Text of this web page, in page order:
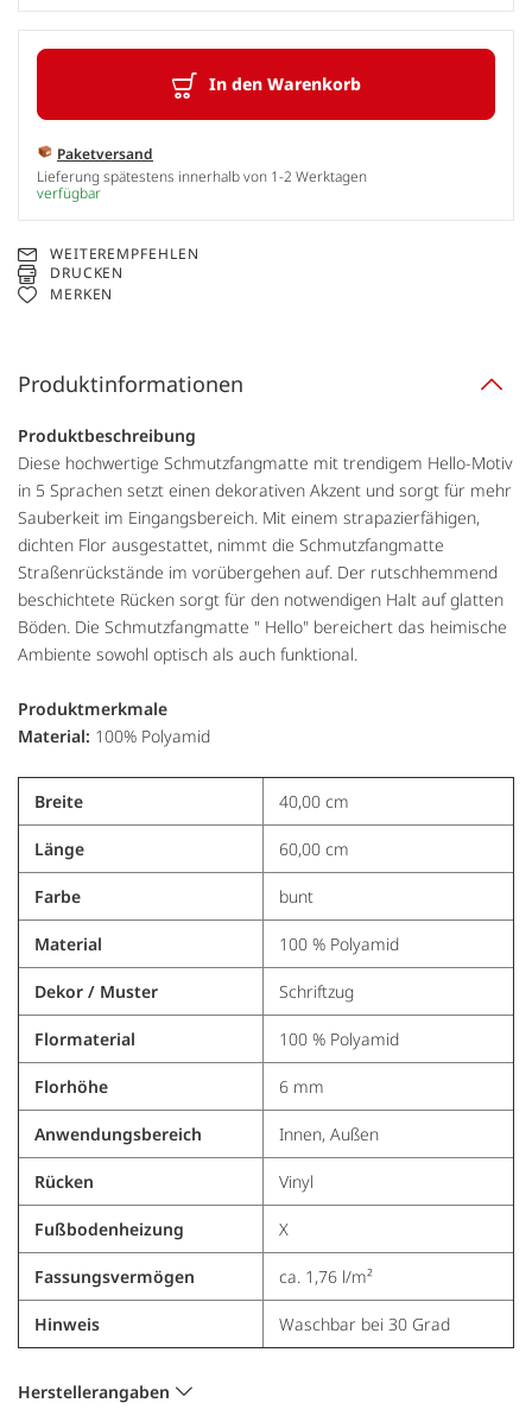
In den Warenkorb
Paketversand
Lieferung spätestens innerhalb von 1-2 Werktagen
verfügbar
WEITEREMPFEHLEN
DRUCKEN
MERKEN
Produktinformationen
Produktbeschreibung
Diese hochwertige Schmutzfangmatte mit trendigem Hello-Motiv
in 5 Sprachen setzt einen dekorativen Akzent und sorgt für mehr
Sauberkeit im Eingangsbereich. Mit einem strapazierfähigen,
dichten Flor ausgestattet, nimmt die Schmutzfangmatte
Straßenrückstände im vorübergehen auf. Der rutschhemmend
beschichtete Rücken sorgt für den notwendigen Halt auf glatten
Böden. Die Schmutzfangmatte " Hello" bereichert das heimische
Ambiente sowohl optisch als auch funktional.
Produktmerkmale
Material: 100% Polyamid
Breite 40,00 cm
Länge 60,00 cm
Farbe bunt
Material 100 % Polyamid
Dekor / Muster Schriftzug
Flormaterial 100 % Polyamid
Florhöhe 6 mm
Anwendungsbereich Innen, Außen
Rücken Vinyl
Fußbodenheizung X
Fassungsvermögen ca. 1,76 l/m²
Hinweis Waschbar bei 30 Grad
Herstellerangaben